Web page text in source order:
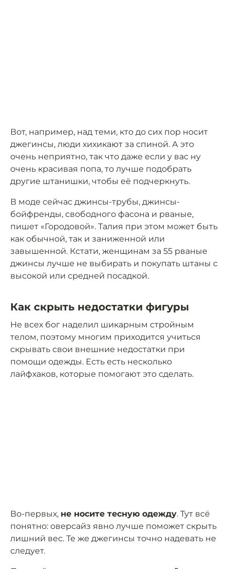
Вот, например, над теми, кто до сих пор носит
джегинсы, люди хихикают за спиной. А это
очень неприятно, так что даже если у вас ну
очень красивая попа, то лучше подобрать
другие штанишки, чтобы её подчеркнуть.
В моде сейчас джинсы-трубы, джинсы-
бойфренды, свободного фасона и рваные,
пишет «Городовой». Талия при этом может быть
как обычной, так и заниженной или
завышенной. Кстати, женщинам за 55 рваные
джинсы лучше не выбирать и покупать штаны с
высокой или средней посадкой.
Как скрыть недостатки фигуры
Не всех бог наделил шикарным стройным
телом, поэтому многим приходится учиться
скрывать свои внешние недостатки при
помощи одежды. Есть есть несколько
лайфхаков, которые помогают это сделать.
Во-первых, не носите тесную одежду. Тут всё
понятно: оверсайз явно лучше поможет скрыть
лишний вес. Те же джегинсы точно надевать не
следует.